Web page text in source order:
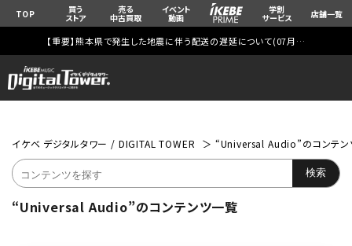
TOP 買う
ストア
売る
中古買取
イベント
動画
学割
サービス 店舗一覧
【重要】熊本県で発生した地震に伴う配送の遅延について(07月29日
イケベ デジタルタワー / DIGITAL TOWER “Universal Audio”のコンテン
“Universal Audio”のコンテンツ一覧